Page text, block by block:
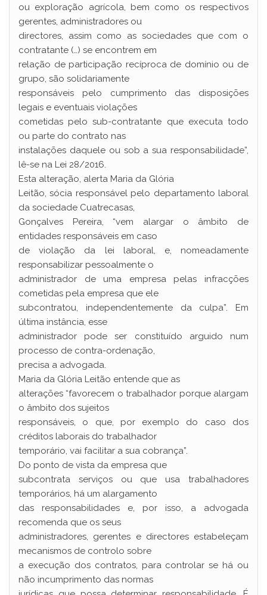
ou exploração agrícola, bem como os respectivos
gerentes, administradores ou
directores, assim como as sociedades que com o
contratante (…) se encontrem em
relação de participação recíproca de domínio ou de
grupo, são solidariamente
responsáveis pelo cumprimento das disposições
legais e eventuais violações
cometidas pelo sub-contratante que executa todo
ou parte do contrato nas
instalações daquele ou sob a sua responsabilidade”,
lê-se na Lei 28/2016.
Esta alteração, alerta Maria da Glória
Leitão, sócia responsável pelo departamento laboral
da sociedade Cuatrecasas,
Gonçalves Pereira, “vem alargar o âmbito de
entidades responsáveis em caso
de violação da lei laboral, e, nomeadamente
responsabilizar pessoalmente o
administrador de uma empresa pelas infracções
cometidas pela empresa que ele
subcontratou, independentemente da culpa”. Em
última instância, esse
administrador pode ser constituído arguido num
processo de contra-ordenação,
precisa a advogada.
Maria da Glória Leitão entende que as
alterações “favorecem o trabalhador porque alargam
o âmbito dos sujeitos
responsáveis, o que, por exemplo do caso dos
créditos laborais do trabalhador
temporário, vai facilitar a sua cobrança”.
Do ponto de vista da empresa que
subcontrata serviços ou que usa trabalhadores
temporários, há um alargamento
das responsabilidades e, por isso, a advogada
recomenda que os seus
administradores, gerentes e directores estabeleçam
mecanismos de controlo sobre
a execução dos contratos, para controlar se há ou
não incumprimento das normas